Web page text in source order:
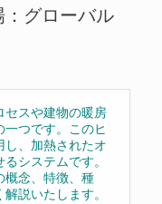
グローバル
セスや建物の暖房
つです。このヒ
、加熱されたオ
システムです。
概念、特徴、種
説いたします。